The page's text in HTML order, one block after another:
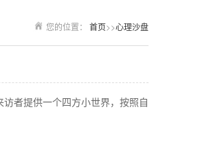
您的位置： 首页>>心理沙盘
者提供一个四方小世界，按照自